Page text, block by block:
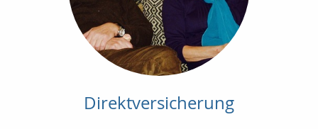
Direktversicherung